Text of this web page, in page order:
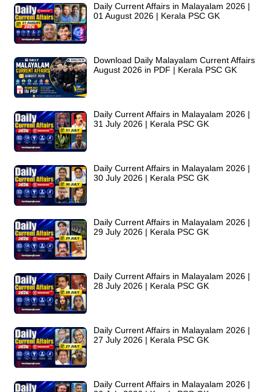
Daily Current Affairs in Malayalam 2026 |
01 August 2026 | Kerala PSC GK
Download Daily Malayalam Current Affairs
August 2026 in PDF | Kerala PSC GK
Daily Current Affairs in Malayalam 2026 |
31 July 2026 | Kerala PSC GK
Daily Current Affairs in Malayalam 2026 |
30 July 2026 | Kerala PSC GK
Daily Current Affairs in Malayalam 2026 |
29 July 2026 | Kerala PSC GK
Daily Current Affairs in Malayalam 2026 |
28 July 2026 | Kerala PSC GK
Daily Current Affairs in Malayalam 2026 |
27 July 2026 | Kerala PSC GK
Daily Current Affairs in Malayalam 2026 |